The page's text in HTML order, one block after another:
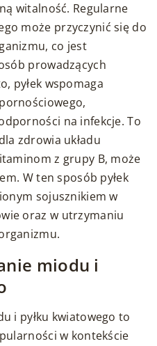
witalność. Regularne
może przyczynić się do
co jest
prowadzących
pyłek wspomaga
na infekcje. To
zdrowia układu
z grupy B, może
W ten sposób pyłek
sojusznikiem w
oraz w utrzymaniu
miodu i
i pyłku kwiatowego to
w kontekście